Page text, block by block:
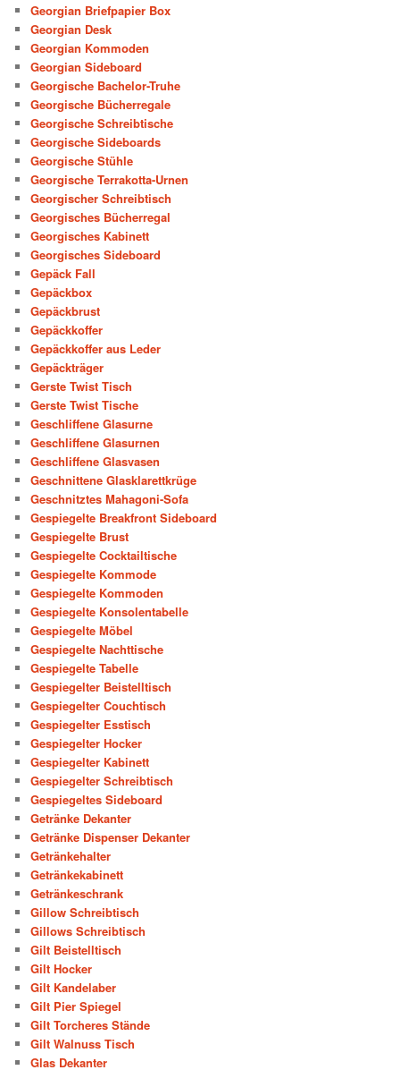
Georgian Briefpapier Box
Georgian Desk
Georgian Kommoden
Georgian Sideboard
Georgische Bachelor-Truhe
Georgische Bücherregale
Georgische Schreibtische
Georgische Sideboards
Georgische Stühle
Georgische Terrakotta-Urnen
Georgischer Schreibtisch
Georgisches Bücherregal
Georgisches Kabinett
Georgisches Sideboard
Gepäck Fall
Gepäckbox
Gepäckbrust
Gepäckkoffer
Gepäckkoffer aus Leder
Gepäckträger
Gerste Twist Tisch
Gerste Twist Tische
Geschliffene Glasurne
Geschliffene Glasurnen
Geschliffene Glasvasen
Geschnittene Glasklarettkrüge
Geschnitztes Mahagoni-Sofa
Gespiegelte Breakfront Sideboard
Gespiegelte Brust
Gespiegelte Cocktailtische
Gespiegelte Kommode
Gespiegelte Kommoden
Gespiegelte Konsolentabelle
Gespiegelte Möbel
Gespiegelte Nachttische
Gespiegelte Tabelle
Gespiegelter Beistelltisch
Gespiegelter Couchtisch
Gespiegelter Esstisch
Gespiegelter Hocker
Gespiegelter Kabinett
Gespiegelter Schreibtisch
Gespiegeltes Sideboard
Getränke Dekanter
Getränke Dispenser Dekanter
Getränkehalter
Getränkekabinett
Getränkeschrank
Gillow Schreibtisch
Gillows Schreibtisch
Gilt Beistelltisch
Gilt Hocker
Gilt Kandelaber
Gilt Pier Spiegel
Gilt Torcheres Stände
Gilt Walnuss Tisch
Glas Dekanter